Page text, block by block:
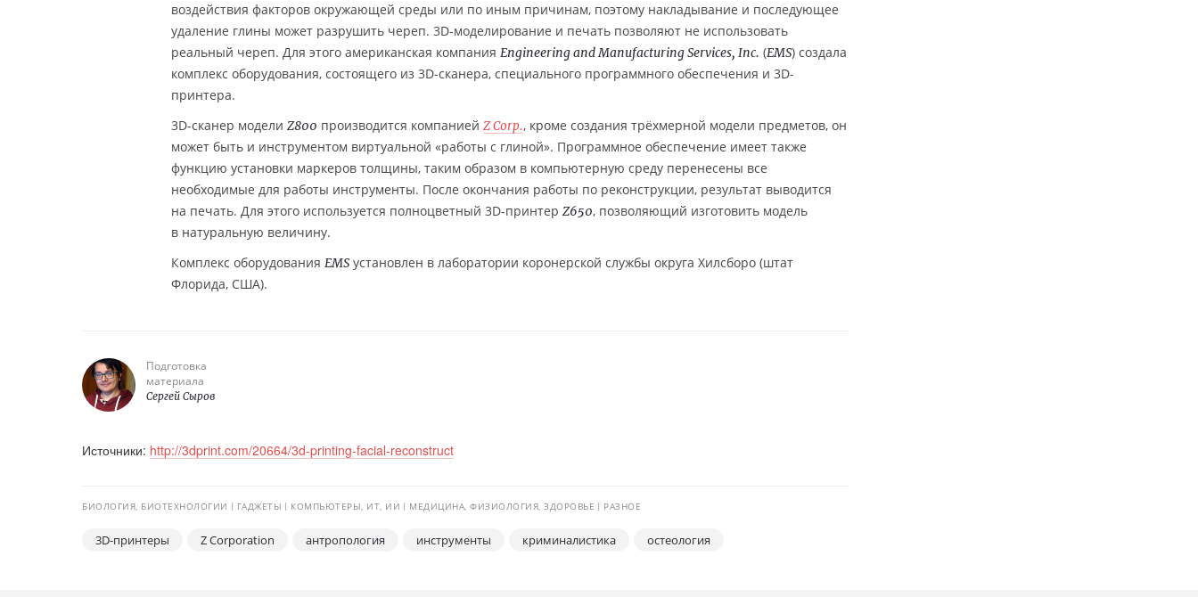
воздействия факторов окружающей среды или по иным причинам, поэтому накладывание и последующее
удаление глины может разрушить череп. 3D-моделирование и печать позволяют не использовать
реальный череп. Для этого американская компания Engineering and Manufacturing Services, Inc. (EMS) создала
комплекс оборудования, состоящего из 3D-сканера, специального программного обеспечения и 3D-
принтера.
3D-сканер модели Z800 производится компанией Z Corp., кроме создания трёхмерной модели предметов, он
может быть и инструментом виртуальной «работы с глиной». Программное обеспечение имеет также
функцию установки маркеров толщины, таким образом в компьютерную среду перенесены все
необходимые для работы инструменты. После окончания работы по реконструкции, результат выводится
на печать. Для этого используется полноцветный 3D-принтер Z650, позволяющий изготовить модель
в натуральную величину.
Комплекс оборудования EMS установлен в лаборатории коронерской службы округа Хилсборо (штат
Флорида, США).
Подготовка
материала
Сергей Сыров
Источники: http://3dprint.com/20664/3d-printing-facial-reconstruct
БИОЛОГИЯ, БИОТЕХНОЛОГИИ ГАДЖЕТЫ КОМПЬЮТЕРЫ, ИТ, ИИ МЕДИЦИНА, ФИЗИОЛОГИЯ, ЗДОРОВЬЕ РАЗНОЕ
3D-принтеры Z Corporation антропология инструменты криминалистика остеология